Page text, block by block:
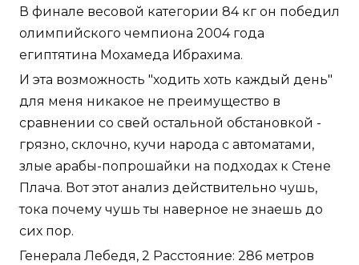
В финале весовой категории 84 кг он победил
олимпийского чемпиона 2004 года
египтятина Мохамеда Ибрахима.
И эта возможность "ходить хоть каждый день"
для меня никакое не преимущество в
сравнении со свей остальной обстановкой -
грязно, склочно, кучи народа с автоматами,
злые арабы-попрошайки на подходах к Стене
Плача. Вот этот анализ действительно чушь,
тока почему чушь ты наверное не знаешь до
сих пор.
Генерала Лебедя, 2 Расстояние: 286 метров